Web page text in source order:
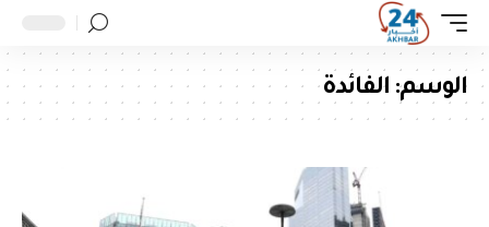
الوسم: الفائدة